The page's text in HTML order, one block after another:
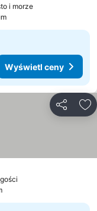
i morze
Wyświetl ceny